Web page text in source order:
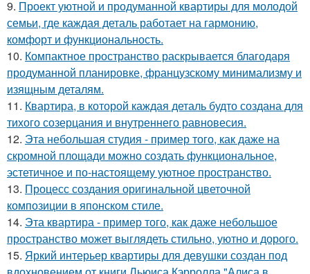
9. Проект уютной и продуманной квартиры для молодой
семьи, где каждая деталь работает на гармонию,
комфорт и функциональность.
10. Компактное пространство раскрывается благодаря
продуманной планировке, французскому минимализму и
изящным деталям.
11. Квартира, в которой каждая деталь будто создана для
тихого созерцания и внутреннего равновесия.
12. Эта небольшая студия - пример того, как даже на
скромной площади можно создать функциональное,
эстетичное и по-настоящему уютное пространство.
13. Процесс создания оригинальной цветочной
композиции в японском стиле.
14. Эта квартира - пример того, как даже небольшое
пространство может выглядеть стильно, уютно и дорого.
15. Яркий интерьер квартиры для девушки создан под